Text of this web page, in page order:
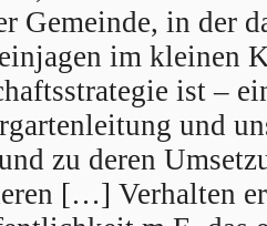
Gemeinde, in der
im kleinen
ist –
und
zu deren
[…] Verhalten